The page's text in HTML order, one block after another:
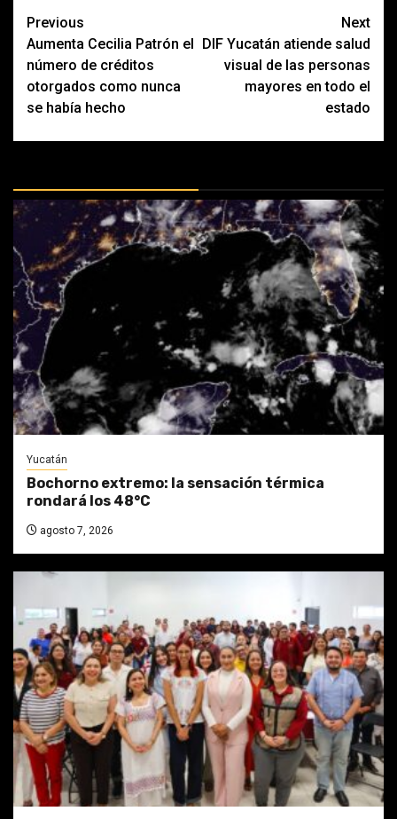
Post
navigation
Previous
Aumenta Cecilia Patrón el
número de créditos
otorgados como nunca
se había hecho
Next
DIF Yucatán atiende salud
visual de las personas
mayores en todo el
estado
Yucatán
Bochorno extremo: la sensación térmica
rondará los 48°C
agosto 7, 2026